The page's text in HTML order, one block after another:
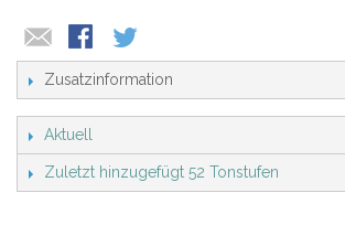
Zusatzinformation
Aktuell
Zuletzt hinzugefügt 52 Tonstufen